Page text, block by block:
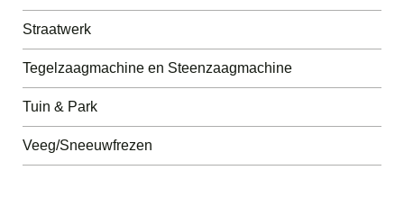
Straatwerk
Tegelzaagmachine en Steenzaagmachine
Tuin & Park
Veeg/Sneeuwfrezen